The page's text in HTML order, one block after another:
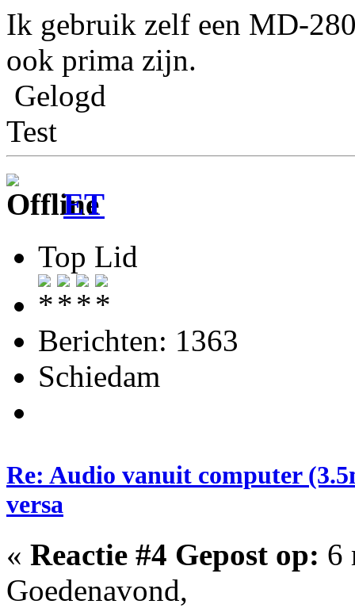
Ik gebruik zelf een MD-
ook prima zijn.
Gelogd
Test
ET
Top Lid
Berichten: 1363
Schiedam
Re: Audio vanuit computer
versa
« Reactie #4 Gepost op: 6
Goedenavond,